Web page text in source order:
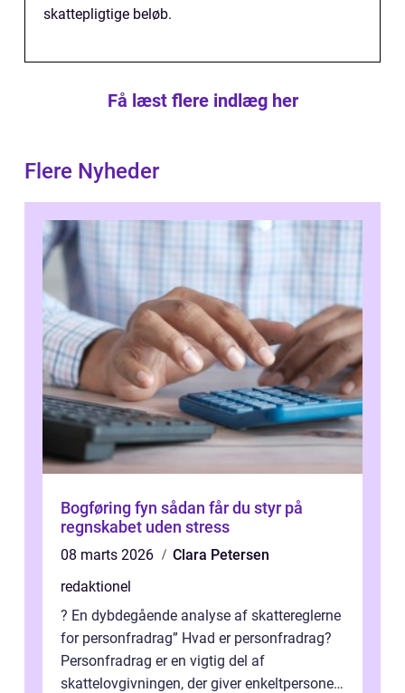
skattepligtige beløb.
Få læst flere indlæg her
Flere Nyheder
Bogføring fyn sådan får du styr på
regnskabet uden stress
08 marts 2026
Clara Petersen
redaktionel
? En dybdegående analyse af skattereglerne
for personfradrag” Hvad er personfradrag?
Personfradrag er en vigtig del af
skattelovgivningen, der giver enkeltpersoner